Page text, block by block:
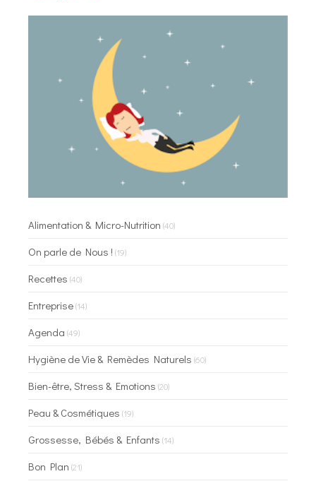
Alimentation & Micro-Nutrition (40)
On parle de Nous ! (19)
Recettes (40)
Entreprise(14)
Agenda (49)
Hygiène de Vie & Remèdes Naturels (60)
Bien-être, Stress & Emotions (20)
Peau & Cosmétiques (19)
Grossesse, Bébés & Enfants (14)
Bon Plan (21)